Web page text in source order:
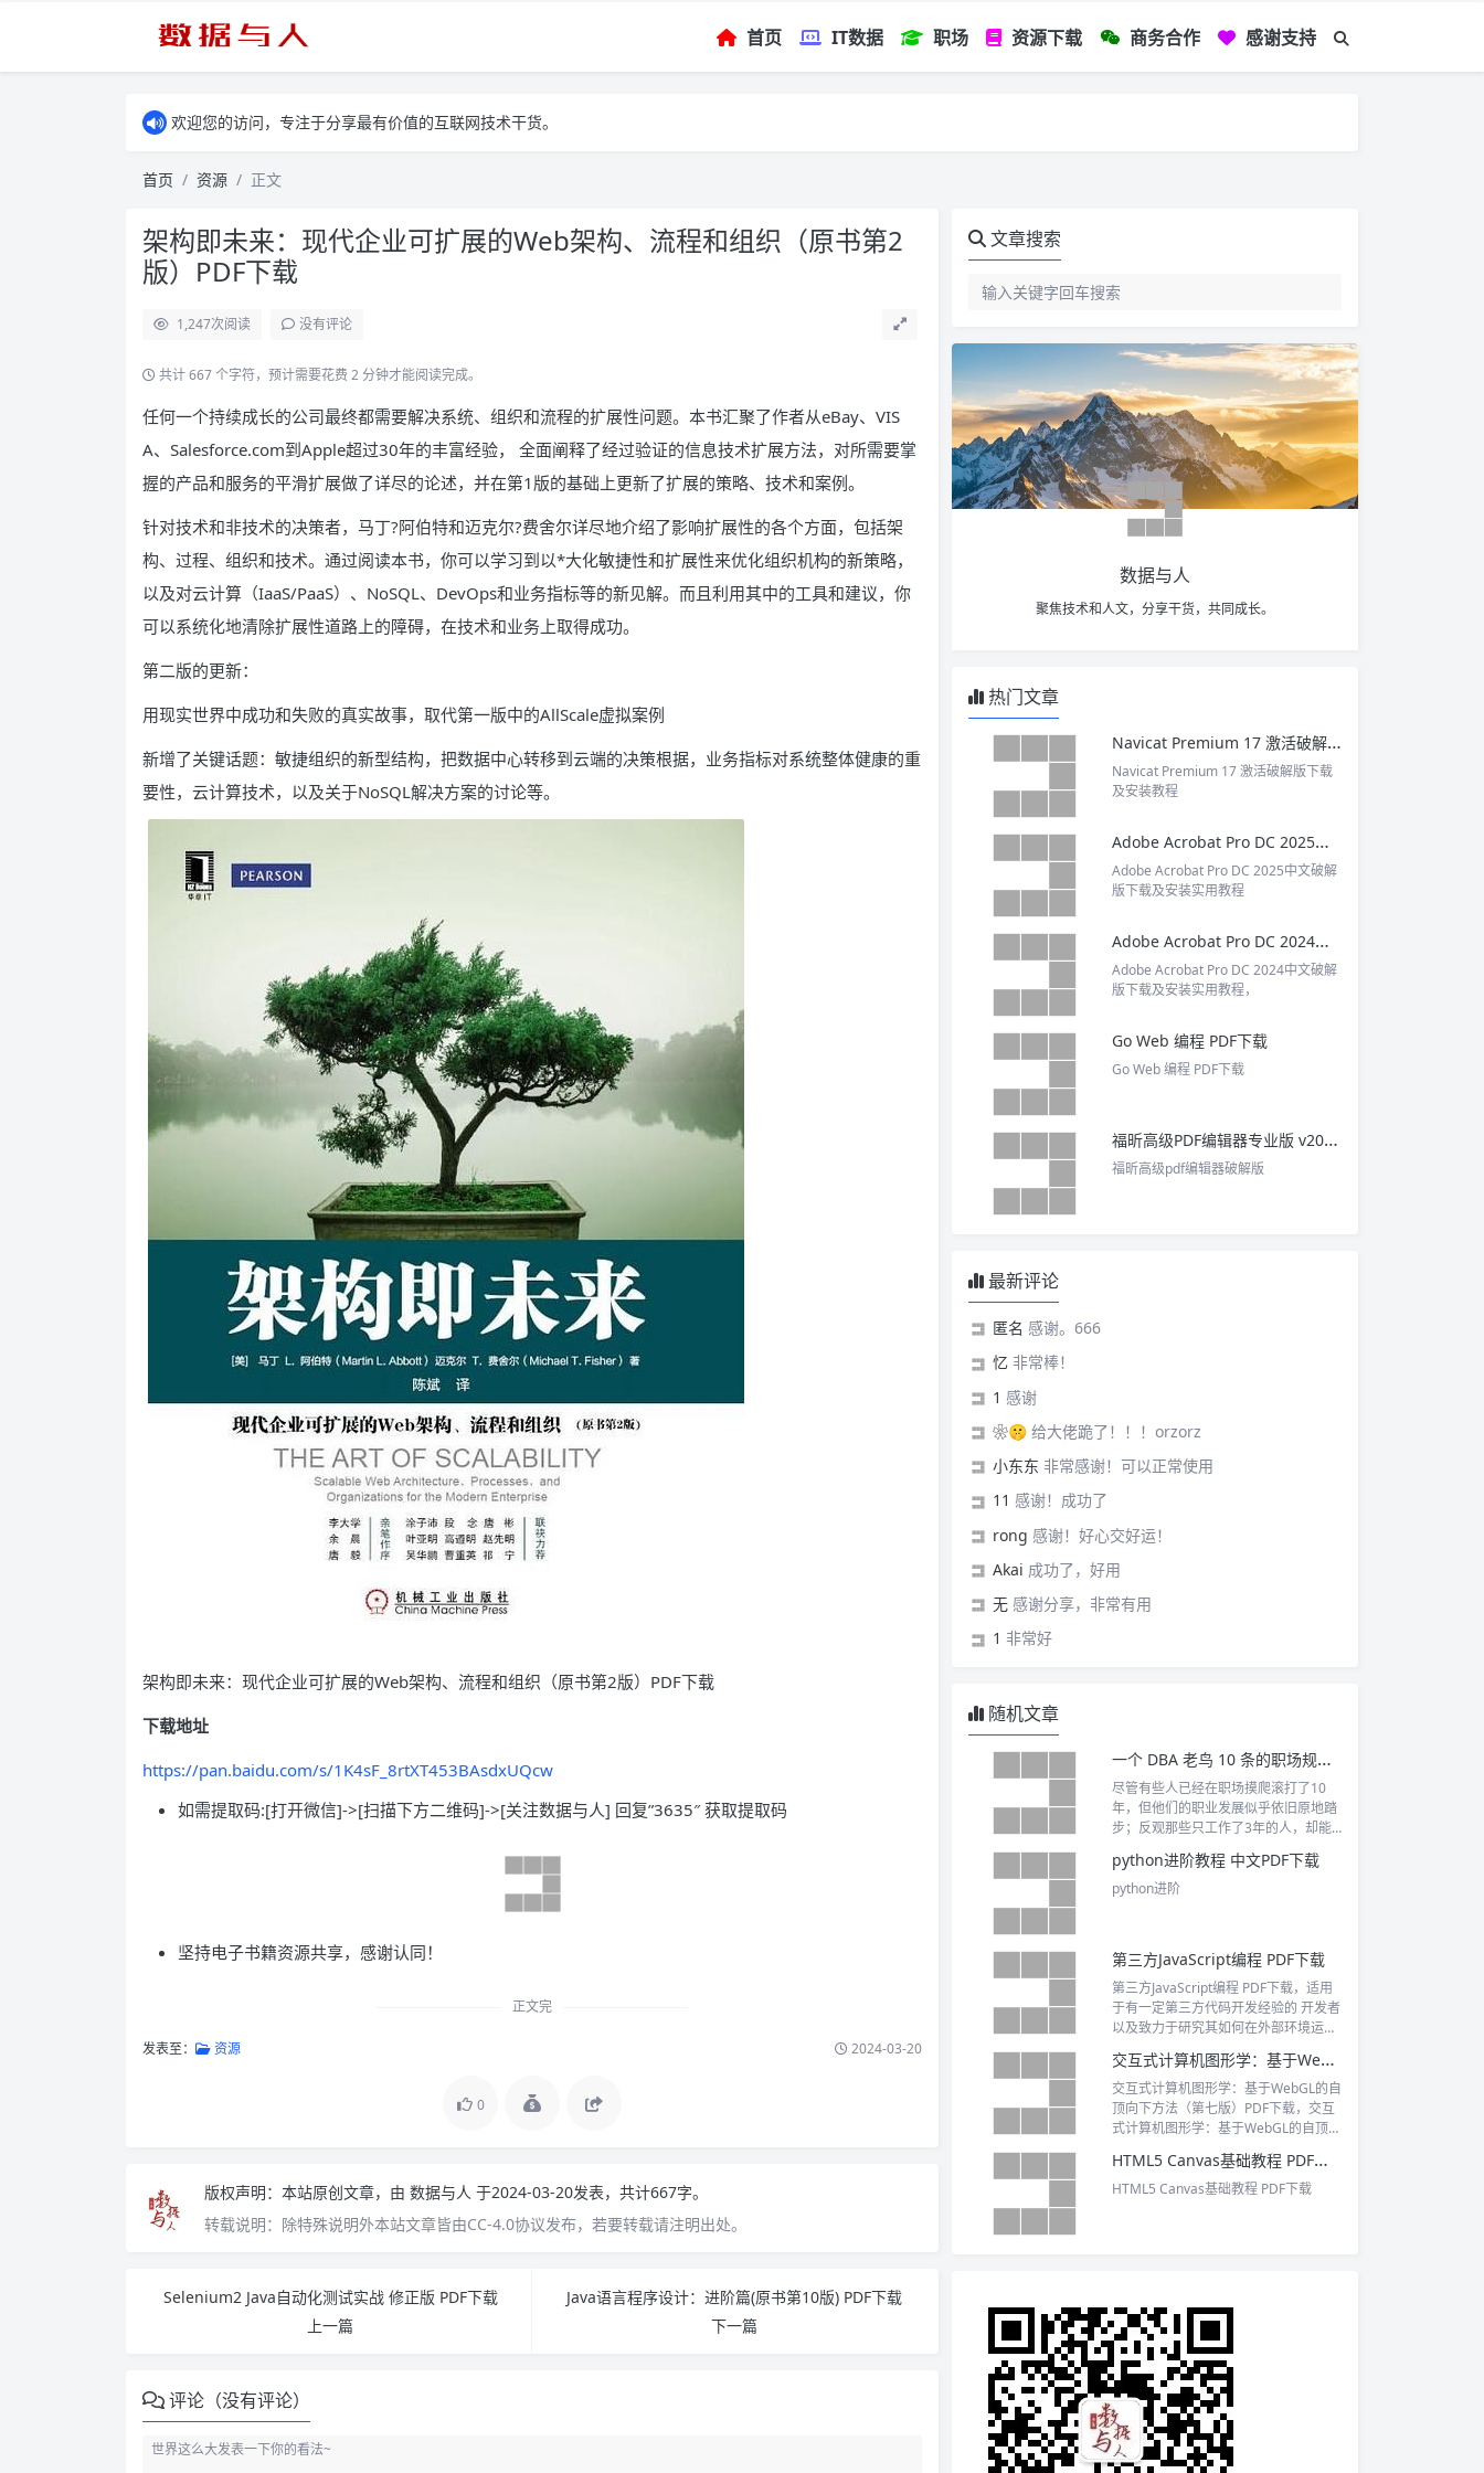
首页 IT数据 职场 资源下载 商务合作 感谢支持
欢迎您的访问，专注于分享最有价值的互联网技术干货。
首页 资源 正文
架构即未来：现代企业可扩展的Web架构、流程和组织（原书第2
版）PDF下载
1,247次阅读 没有评论
共计 667 个字符，预计需要花费 2 分钟才能阅读完成。
任何一个持续成长的公司最终都需要解决系统、组织和流程的扩展性问题。本书汇聚了作者从eBay、VIS
A、Salesforce.com到Apple超过30年的丰富经验， 全面阐释了经过验证的信息技术扩展方法，对所需要掌
握的产品和服务的平滑扩展做了详尽的论述，并在第1版的基础上更新了扩展的策略、技术和案例。
针对技术和非技术的决策者，马丁?阿伯特和迈克尔?费舍尔详尽地介绍了影响扩展性的各个方面，包括架
构、过程、组织和技术。通过阅读本书，你可以学习到以*大化敏捷性和扩展性来优化组织机构的新策略，
以及对云计算（IaaS/PaaS）、NoSQL、DevOps和业务指标等的新见解。而且利用其中的工具和建议，你
可以系统化地清除扩展性道路上的障碍，在技术和业务上取得成功。
第二版的更新：
用现实世界中成功和失败的真实故事，取代第一版中的AllScale虚拟案例
新增了关键话题：敏捷组织的新型结构，把数据中心转移到云端的决策根据，业务指标对系统整体健康的重
要性，云计算技术，以及关于NoSQL解决方案的讨论等。
架构即未来：现代企业可扩展的Web架构、流程和组织（原书第2版）PDF下载
下载地址
https://pan.baidu.com/s/1K4sF_8rtXT453BAsdxUQcw
如需提取码:[打开微信]->[扫描下方二维码]->[关注数据与人] 回复”3635″ 获取提取码
坚持电子书籍资源共享，感谢认同！
正文完
发表至： 资源 2024-03-20
0
版权声明： 本站原创文章，由 数据与人 于2024-03-20发表，共计667字。
转载说明： 除特殊说明外本站文章皆由CC-4.0协议发布，若要转载请注明出处。
Selenium2 Java自动化测试实战 修正版 PDF下载
上一篇
Java语言程序设计：进阶篇(原书第10版) PDF下载
下一篇
评论（没有评论）
文章搜索
数据与人
聚焦技术和人文，分享干货，共同成长。
热门文章
Navicat Premium 17 激活破解版下载及安装教程
Navicat Premium 17 激活破解版下载
及安装教程
Adobe Acrobat Pro DC 2025中文破解版下载及安装实用教程
Adobe Acrobat Pro DC 2025中文破解
版下载及安装实用教程
Adobe Acrobat Pro DC 2024中文破解版下载及安装实用教程
Adobe Acrobat Pro DC 2024中文破解
版下载及安装实用教程，
Go Web 编程 PDF下载
Go Web 编程 PDF下载
福昕高级PDF编辑器专业版 v2025 中文激活版
福昕高级pdf编辑器破解版
最新评论
匿名 感谢。666
忆 非常棒！
1 感谢
❀🤫 给大佬跪了！！！orzorz
小东东 非常感谢！可以正常使用
11 感谢！成功了
rong 感谢！好心交好运！
Akai 成功了，好用
无 感谢分享，非常有用
1 非常好
随机文章
一个 DBA 老鸟 10 条的职场规则，保命！
尽管有些人已经在职场摸爬滚打了10
年，但他们的职业发展似乎依旧原地踏
步；反观那些只工作了3年的人，却能
python进阶教程 中文PDF下载
python进阶
第三方JavaScript编程 PDF下载
第三方JavaScript编程 PDF下载，适用
于有一定第三方代码开发经验的 开发者
以及致力于研究其如何在外部环境运行
交互式计算机图形学：基于WebGL的自顶向下方法（第七版）PDF下载
交互式计算机图形学：基于WebGL的自
顶向下方法（第七版）PDF下载，交互
式计算机图形学：基于WebGL的自顶向
HTML5 Canvas基础教程 PDF下载
HTML5 Canvas基础教程 PDF下载